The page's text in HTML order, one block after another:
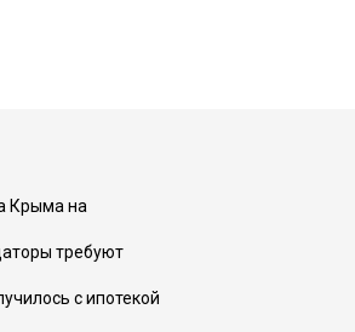
Крыма на
требуют
с ипотекой